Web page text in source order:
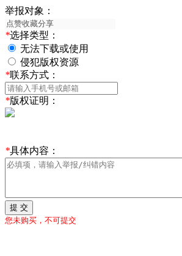
举报对象：
*选择类型：
无法下载或使用
侵犯版权资源
*联系方式：
*版权证明：
*具体内容：
提 交
您未购买，不可提交